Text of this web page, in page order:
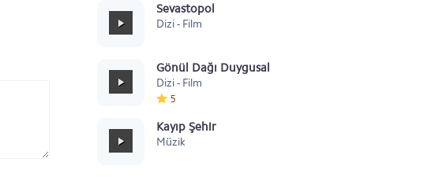
Sevastopol
Dizi - Film
Gönül Dağı Duygusal
Dizi - Film
5
Kayıp Şehir
Müzik